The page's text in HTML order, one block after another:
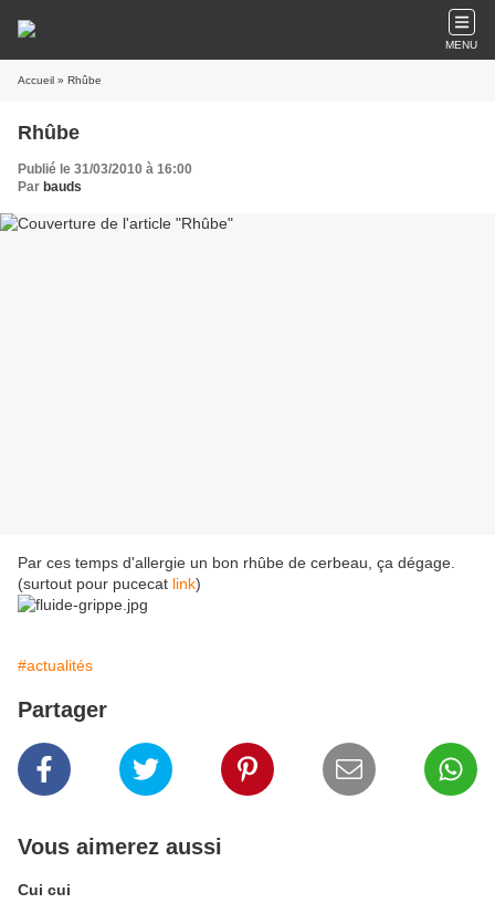
MENU
Accueil » Rhûbe
Rhûbe
Publié le 31/03/2010 à 16:00
Par bauds
Par ces temps d'allergie un bon rhûbe de cerbeau, ça dégage.
(surtout pour pucecat link)
#actualités
Partager
Vous aimerez aussi
Cui cui